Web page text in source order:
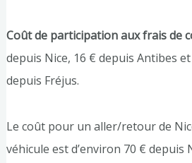
Coût de participation aux frais de
depuis Nice, 16 € depuis Antibes
depuis Fréjus.
Le coût pour un aller/retour de
véhicule est d’environ 70 € depuis